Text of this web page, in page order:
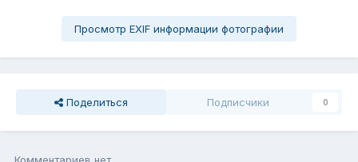
Просмотр EXIF информации фотографии
Поделиться Подписчики 0